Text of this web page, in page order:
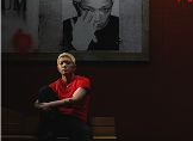
打
开)